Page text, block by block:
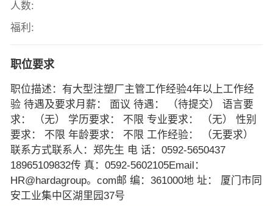
人数:
福利:
职位要求
职位描述：有大型注塑厂主管工作经验4年以上工作经
验 待遇及要求月薪： 面议 待遇： （待提交） 语言要
求： （无） 学历要求： 不限 专业要求： （无） 性别
要求： 不限 年龄要求： 不限 工作经验： （无要求）
联系方式联系人：郑先生 电 话：0592-5650437
18965109832传 真：0592-5602105Email：
HR@hardagroup。com邮 编：361000地 址： 厦门市同
安工业集中区湖里园37号